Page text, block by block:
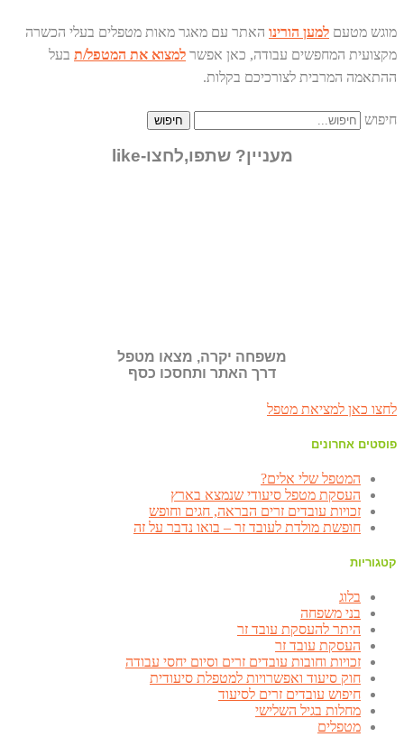
מוגש מטעם למען הורינו האתר עם מאגר מאות מטפלים בעלי הכשרה
מקצועית המחפשים עבודה, כאן אפשר למצוא את המטפל/ת בעל
ההתאמה המרבית לצורכיכם בקלות.
חיפוש חיפוש
מעניין? שתפו,לחצו-like
משפחה יקרה, מצאו מטפל
דרך האתר ותחסכו כסף
לחצו כאן למציאת מטפל
פוסטים אחרונים
המטפל שלי אלים?
העסקת מטפל סיעודי שנמצא בארץ
זכויות עובדים זרים הבראה, חגים וחופש
חופשת מולדת לעובד זר – בואו נדבר על זה
קטגוריות
בלוג
בני משפחה
היתר להעסקת עובד זר
העסקת עובד זר
זכויות וחובות עובדים זרים וסיום יחסי עבודה
חוק סיעוד ואפשרויות למטפלת סיעודית
חיפוש עובדים זרים לסיעוד
מחלות בגיל השלישי
מטפלים